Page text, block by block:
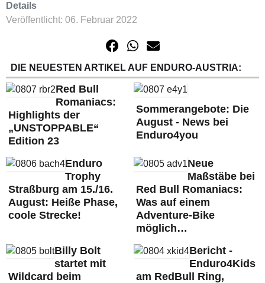
Details
Veröffentlicht: 06. Februar 2022
DIE NEUESTEN ARTIKEL AUF ENDURO-AUSTRIA:
Red Bull
Romaniacs:
Highlights der
„UNSTOPPABLE“
Edition 23
Sommerangebote: Die
August - News bei
Enduro4you
Enduro
Trophy
Straßburg am 15./16.
August: Heiße Phase,
coole Strecke!
Neue
Maßstäbe bei
Red Bull Romaniacs:
Was auf einem
Adventure-Bike
möglich…
Billy Bolt
startet mit
Wildcard beim
Bericht -
Enduro4Kids
am RedBull Ring,